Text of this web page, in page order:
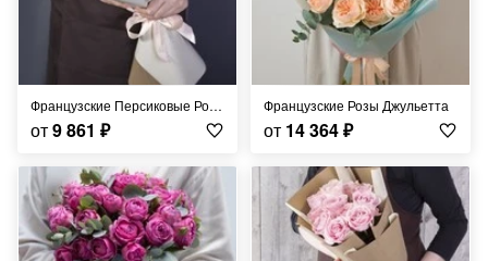
Французские Персиковые Розы
от9 861 ₽
Французские Розы Джульетта
от 14 364₽